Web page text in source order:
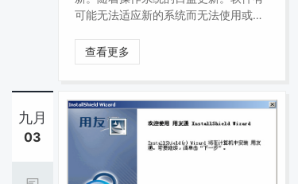
可能无法适应新的系统而无法使用或服
行版本的升级，已适用最新的财税政策
比如电票归档等等。
查看更多
九月
03